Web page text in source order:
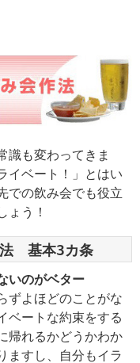
識も変わってきま
イベート！」とはい
での飲み会でも役立
ょう！
法 基本3カ条
いのがベター
ずよほどのことがな
ベートな約束をする
帰れるかどうかわか
ますし、自分もイラ